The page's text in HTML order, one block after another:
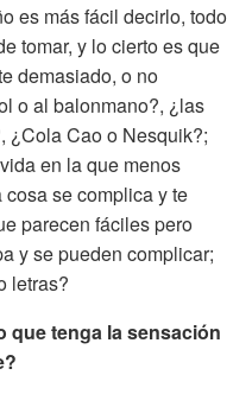
es más fácil decirlo, todo
tomar, y lo cierto es que
demasiado, o no
o al balonmano?, ¿las
¿Cola Cao o Nesquik?;
en la que menos
se complica y te
parecen fáciles pero
y se pueden complicar;
letras?
que tenga la sensación